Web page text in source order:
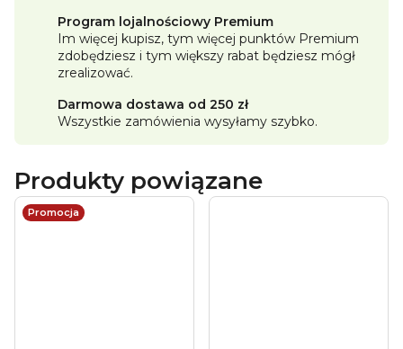
Program lojalnościowy Premium
Im więcej kupisz, tym więcej punktów Premium
zdobędziesz i tym większy rabat będziesz mógł
zrealizować.
Darmowa dostawa od 250 zł
Wszystkie zamówienia wysyłamy szybko.
Produkty powiązane
Promocja